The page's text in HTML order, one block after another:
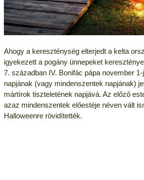
Ahogy a kereszténység elterjedt a kelta
igyekezett a pogány ünnepeket
7. században IV. Bonifác pápa november
napjának (vagy mindenszentek napjának)
mártírok tiszteletének napjává. Az előző
azaz mindenszentek előestéje néven vált
Halloweenre rövidítették.